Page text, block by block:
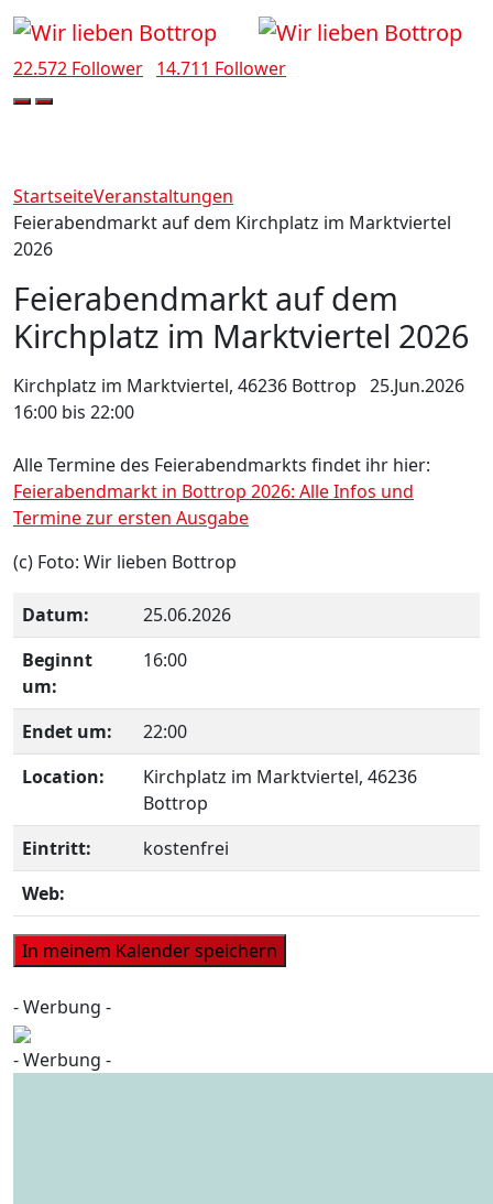
22.572 Follower 14.711 Follower
StartseiteVeranstaltungen
Feierabendmarkt auf dem Kirchplatz im Marktviertel
2026
Feierabendmarkt auf dem
Kirchplatz im Marktviertel 2026
Kirchplatz im Marktviertel, 46236 Bottrop 25.Jun.2026
16:00 bis 22:00
Alle Termine des Feierabendmarkts findet ihr hier:
Feierabendmarkt in Bottrop 2026: Alle Infos und
Termine zur ersten Ausgabe
(c) Foto: Wir lieben Bottrop
Datum:
25.06.2026
Beginnt
um:
16:00
Endet um:
22:00
Location:
Kirchplatz im Marktviertel, 46236
Bottrop
Eintritt:
kostenfrei
Web:
- Werbung -
- Werbung -